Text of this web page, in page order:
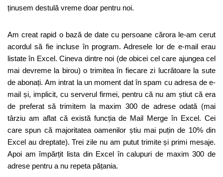
ținusem destulă vreme doar pentru noi.
Am creat rapid o bază de date cu persoane cărora le-am cerut
acordul să fie incluse în program. Adresele lor de e-mail erau
listate în Excel. Cineva dintre noi (de obicei cel care ajungea cel
mai devreme la birou) o trimitea în fiecare zi lucrătoare la sute
de abonați. Am intrat la un moment dat în spam cu adresa de e-
mail și, implicit, cu serverul firmei, pentru că nu am știut că era
de preferat să trimitem la maxim 300 de adrese odată (mai
târziu am aflat că există funcția de Mail Merge în Excel. Cei
care spun că majoritatea oamenilor știu mai puțin de 10% din
Excel au dreptate). Trei zile nu am putut trimite și primi mesaje.
Apoi am împărțit lista din Excel în calupuri de maxim 300 de
adrese pentru a nu repeta pățania.